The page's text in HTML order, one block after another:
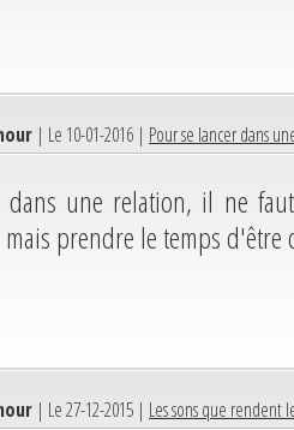
| Le 10-01-2016 | Pour se lancer dans
une relation, il ne
prendre le temps
| Le 27-12-2015 | Les sons que rendent